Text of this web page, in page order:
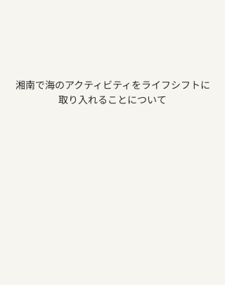
湘南で海のアクティビティをライフシフトに
取り入れることについて